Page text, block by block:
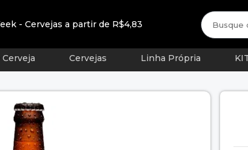
- Cervejas a partir de R$4,83
Cervejas Linha Própria